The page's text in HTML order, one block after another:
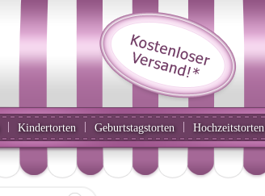
| Kindertorten | Geburtstagstorten | Hochzeitstorten